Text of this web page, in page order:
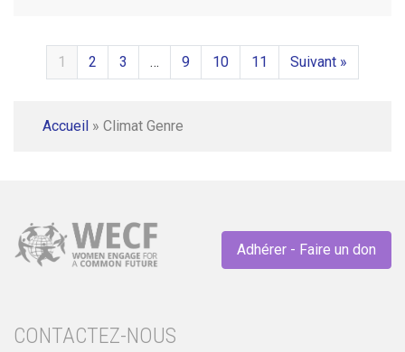
1 2 3 … 9 10 11 Suivant »
Accueil » Climat Genre
Adhérer - Faire un don
CONTACTEZ-NOUS